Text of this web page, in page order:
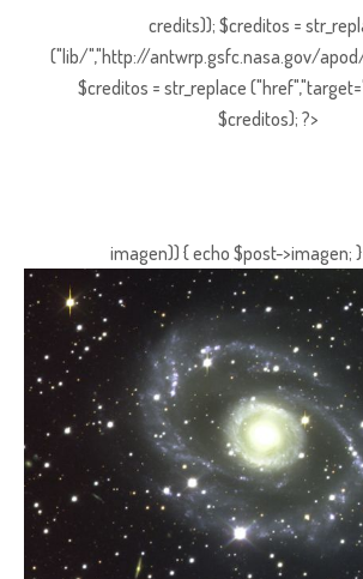
credits)); $creditos =
("lib/","http://antwrp.gsfc.nasa.gov/
$creditos = str_replace
$creditos); ?>
imagen)) { echo $post->imagen; }